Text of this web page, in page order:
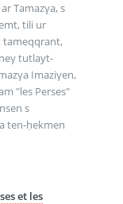
Tamazγa, s
tili ur
tameqqrant,
tutlayt-
Imaziγen,
"les Perses"
s
ten-ḥekmen
et les